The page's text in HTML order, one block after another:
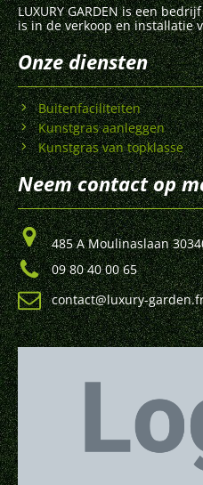
LUXURY GARDEN is een
is in de verkoop en installatie
Onze diensten
Buitenfaciliteiten
Kunstgras aanleggen
Kunstgras van topklasse
Neem contact op
485 A Moulinaslaan
09 80 40 00 65
contact@luxury-